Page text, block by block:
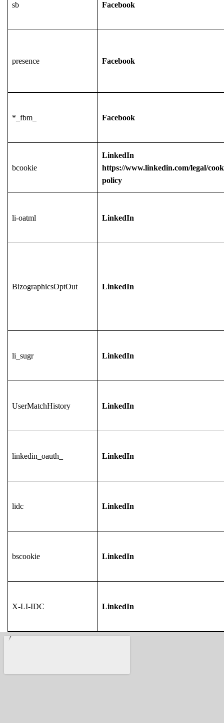
sb Facebook
presence Facebook
*_fbm_ Facebook
bcookie
LinkedIn
https://www.linkedin.com/legal/
policy
li-oatml LinkedIn
BizographicsOptOut LinkedIn
li_sugr LinkedIn
UserMatchHistory LinkedIn
linkedin_oauth_ LinkedIn
lidc LinkedIn
bscookie LinkedIn
X-LI-IDC LinkedIn